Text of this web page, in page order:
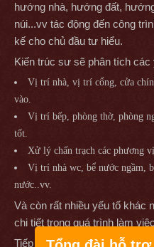
hướng nhà, hướng đất,
núi...vv tác động đến công
kế cho chủ đầu tư hiểu.
Kiến trúc sư sẽ phân tích các
Vị trí nhà, vị trí cổng, cửa
vào.
Vị trí bếp, phòng thờ, phòng
tốt.
Xử lý chấn trạch các phương
Vị trí nhà wc, bể nước ngầm,
nước..vv.
Và còn rất nhiều yếu tố khác
chi tiết trong quá trình làm
Tiếp theo là quá trình lên